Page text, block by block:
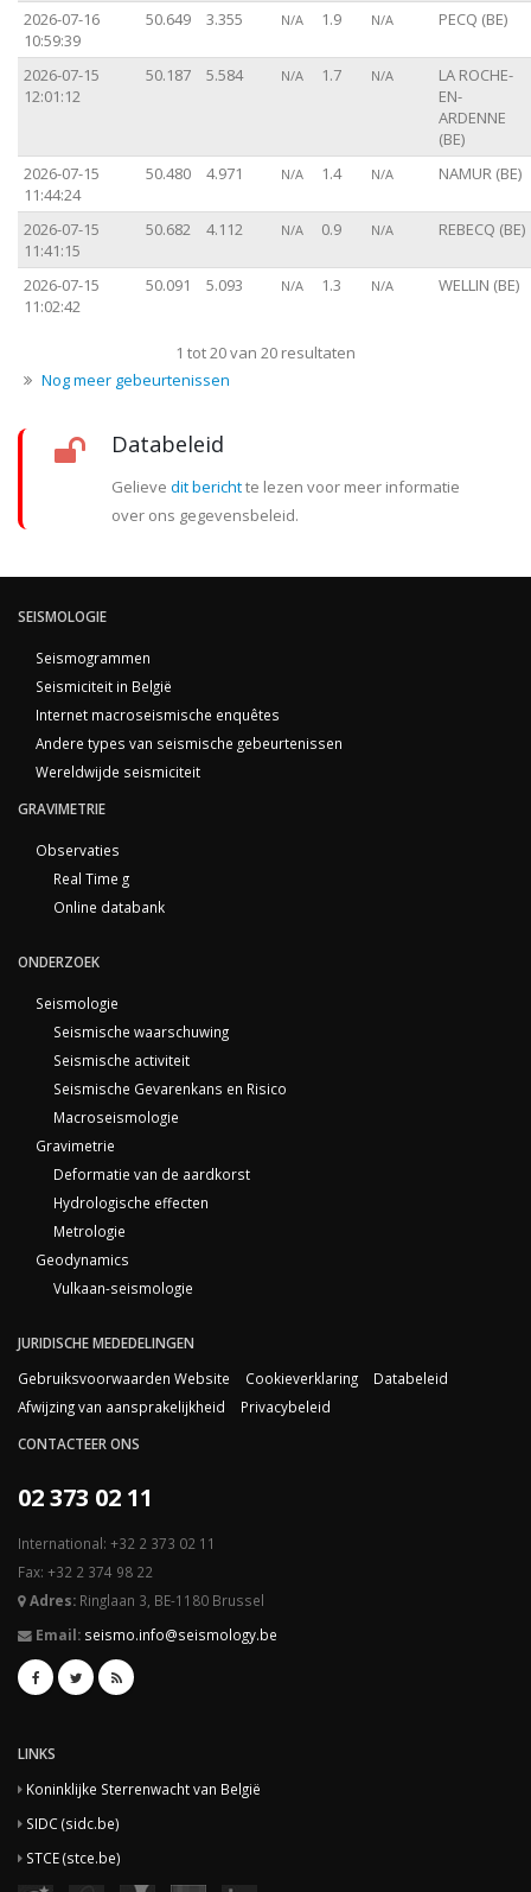
2026-07-16
10:59:39
50.649 3.355 N/A 1.9 N/A PECQ (BE)
2026-07-15
12:01:12
50.187 5.584 N/A 1.7 N/A
LA ROCHE-
EN-
ARDENNE
(BE)
2026-07-15
11:44:24
50.480 4.971 N/A 1.4 N/A NAMUR (BE)
2026-07-15
11:41:15
50.682 4.112 N/A 0.9 N/A REBECQ (BE)
2026-07-15
11:02:42
50.091 5.093 N/A 1.3 N/A WELLIN (BE)
1 tot 20 van 20 resultaten
Nog meer gebeurtenissen
Databeleid
Gelieve dit berichtte lezen voor meer informatie
over ons gegevensbeleid.
SEISMOLOGIE
Seismogrammen
Seismiciteit in België
Internet macroseismische enquêtes
Andere types van seismische gebeurtenissen
Wereldwijde seismiciteit
GRAVIMETRIE
Observaties
Real Time g
Online databank
ONDERZOEK
Seismologie
Seismische waarschuwing
Seismische activiteit
Seismische Gevarenkans en Risico
Macroseismologie
Gravimetrie
Deformatie van de aardkorst
Hydrologische effecten
Metrologie
Geodynamics
Vulkaan-seismologie
JURIDISCHE MEDEDELINGEN
Gebruiksvoorwaarden Website
Cookieverklaring
Databeleid
Afwijzing van aansprakelijkheid
Privacybeleid
CONTACTEER ONS
02 373 02 11
International: +32 2 373 02 11
Fax: +32 2 374 98 22
Adres: Ringlaan 3, BE-1180 Brussel
Email: seismo.info@seismology.be
LINKS
Koninklijke Sterrenwacht van België
SIDC (sidc.be)
STCE (stce.be)